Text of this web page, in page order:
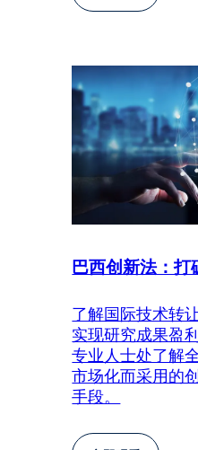
巴西创新法：
了解国际技术转
实现研究成果盈
专业人士处了解
市场化而采用的
手段。